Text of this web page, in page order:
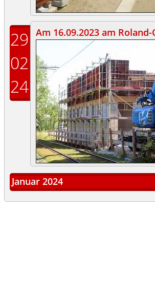
29
02
24
Am 16.09.2023 am
Januar 2024